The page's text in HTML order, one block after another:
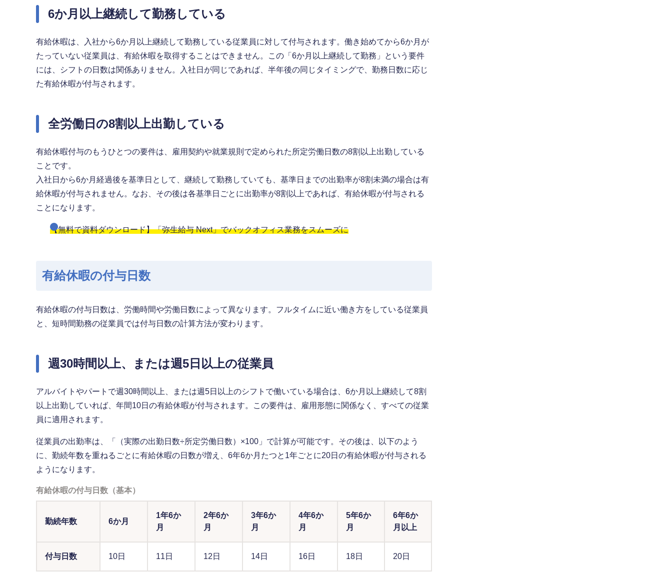
6か月以上継続して勤務している
有給休暇は、入社から6か月以上継続して勤務している従業員に対して付与されます。働き始めてから6か月が
たっていない従業員は、有給休暇を取得することはできません。この「6か月以上継続して勤務」という要件
には、シフトの日数は関係ありません。入社日が同じであれば、半年後の同じタイミングで、勤務日数に応じ
た有給休暇が付与されます。
全労働日の8割以上出勤している
有給休暇付与のもうひとつの要件は、雇用契約や就業規則で定められた所定労働日数の8割以上出勤している
ことです。
入社日から6か月経過後を基準日として、継続して勤務していても、基準日までの出勤率が8割未満の場合は有
給休暇が付与されません。なお、その後は各基準日ごとに出勤率が8割以上であれば、有給休暇が付与される
ことになります。
【無料で資料ダウンロード】「弥生給与 Next」でバックオフィス業務をスムーズに
有給休暇の付与日数
有給休暇の付与日数は、労働時間や労働日数によって異なります。フルタイムに近い働き方をしている従業員
と、短時間勤務の従業員では付与日数の計算方法が変わります。
週30時間以上、または週5日以上の従業員
アルバイトやパートで週30時間以上、または週5日以上のシフトで働いている場合は、6か月以上継続して8割
以上出勤していれば、年間10日の有給休暇が付与されます。この要件は、雇用形態に関係なく、すべての従業
員に適用されます。
従業員の出勤率は、「（実際の出勤日数÷所定労働日数）×100」で計算が可能です。その後は、以下のよう
に、勤続年数を重ねるごとに有給休暇の日数が増え、6年6か月たつと1年ごとに20日の有給休暇が付与される
ようになります。
有給休暇の付与日数（基本）
勤続年数 6か月
1年6か
月
2年6か
月
3年6か
月
4年6か
月
5年6か
月
6年6か
月以上
付与日数 10日 11日 12日 14日 16日 18日 20日